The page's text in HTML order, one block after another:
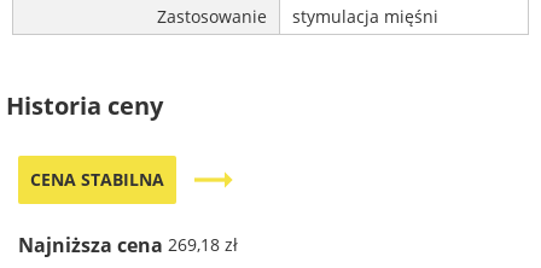
Zastosowanie
stymulacja mięśni
Historia ceny
CENA STABILNA trending_flat
Najniższa cena 269,18 zł